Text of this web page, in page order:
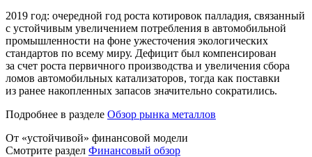
2019 год: очередной год роста котировок палладия, связанный
с устойчивым увеличением потребления в автомобильной
промышленности на фоне ужесточения экологических
стандартов по всему миру. Дефицит был компенсирован
за счет роста первичного производства и увеличения сбора
ломов автомобильных катализаторов, тогда как поставки
из ранее накопленных запасов значительно сократились.
Подробнее в разделе Обзор рынка металлов
От «устойчивой» финансовой модели
Смотрите раздел Финансовый обзор